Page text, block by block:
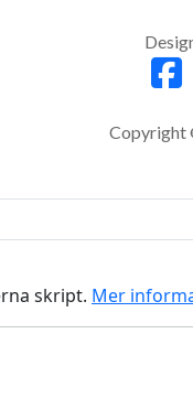
Copyright
skript. Mer